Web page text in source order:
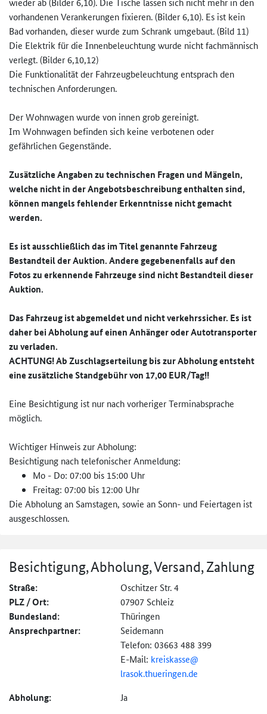
vorhandenen Verankerungen fixieren. (Bilder 6,10). Es ist kein
Bad vorhanden, dieser wurde zum Schrank umgebaut. (Bild 11)
Die Elektrik für die Innenbeleuchtung wurde nicht fachmännisch
verlegt. (Bilder 6,10,12)
Die Funktionalität der Fahrzeugbeleuchtung entsprach den
technischen Anforderungen.
Der Wohnwagen wurde von innen grob gereinigt.
Im Wohnwagen befinden sich keine verbotenen oder
gefährlichen Gegenstände.
Zusätzliche Angaben zu technischen Fragen und Mängeln,
welche nicht in der Angebotsbeschreibung enthalten sind,
können mangels fehlender Erkenntnisse nicht gemacht
werden.
Es ist ausschließlich das im Titel genannte Fahrzeug
Bestandteil der Auktion. Andere gegebenenfalls auf den
Fotos zu erkennende Fahrzeuge sind nicht Bestandteil dieser
Auktion.
Das Fahrzeug ist abgemeldet und nicht verkehrssicher. Es ist
daher bei Abholung auf einen Anhänger oder Autotransporter
zu verladen.
ACHTUNG! Ab Zuschlagserteilung bis zur Abholung entsteht
eine zusätzliche Standgebühr von 17,00 EUR/Tag!!
Eine Besichtigung ist nur nach vorheriger Terminabsprache
möglich.
Wichtiger Hinweis zur Abholung:
Besichtigung nach telefonischer Anmeldung:
Mo - Do: 07:00 bis 15:00 Uhr
Freitag: 07:00 bis 12:00 Uhr
Die Abholung an Samstagen, sowie an Sonn- und Feiertagen ist
ausgeschlossen.
Besichtigung, Abholung, Versand, Zahlung
Straße: Oschitzer Str. 4
PLZ / Ort: 07907 Schleiz
Bundesland: Thüringen
Ansprechpartner:
Seidemann
Telefon: 03663 488 399
E-Mail: kreiskasse@
lrasok.thueringen.de
Abholung: Ja